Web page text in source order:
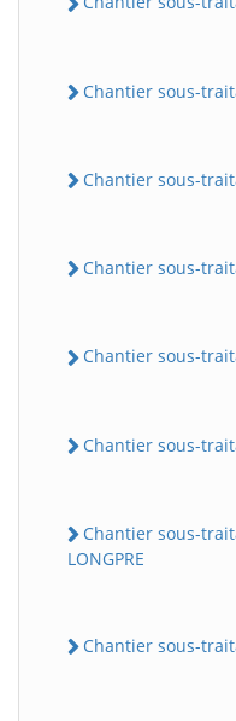
Chantier sous-
Chantier sous-
Chantier sous-
Chantier sous-
Chantier sous-
Chantier sous-
LONGPRE
Chantier sous-